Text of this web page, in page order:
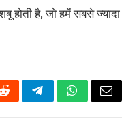
होती है, जो हमें सबसे ज्यादा
RedditTelegramWhatsApp
Email